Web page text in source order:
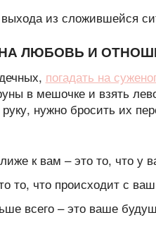
выхода из сложившейся
ЛЮБОВЬ И
погадать на
в мешочке и взять
нужно бросить их
к вам – это то, что у
то, что происходит с
всего – это ваше